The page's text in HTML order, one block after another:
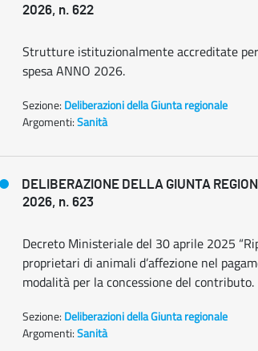
2026, n. 622
Strutture istituzionalmente accreditate
spesa ANNO 2026.
Sezione: Deliberazioni della Giunta regionale
Argomenti:Sanità
DELIBERAZIONE DELLA GIUNTA
2026, n. 623
Decreto Ministeriale del 30 aprile 2025
proprietari di animali d’affezione nel
modalità per la concessione del contributo.
Sezione: Deliberazioni della Giunta regionale
Argomenti:Sanità